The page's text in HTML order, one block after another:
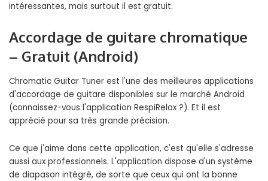
intéressantes, mais surtout il est gratuit.
Accordage de guitare chromatique
– Gratuit (Android)
Chromatic Guitar Tuner est l'une des meilleures applications
d'accordage de guitare disponibles sur le marché Android
(connaissez-vous l'application RespiRelax ?). Et il est
apprécié pour sa très grande précision.
Ce que j'aime dans cette application, c'est qu'elle s'adresse
aussi aux professionnels. L'application dispose d'un système
de diapason intégré, de sorte que ceux qui ont la bonne